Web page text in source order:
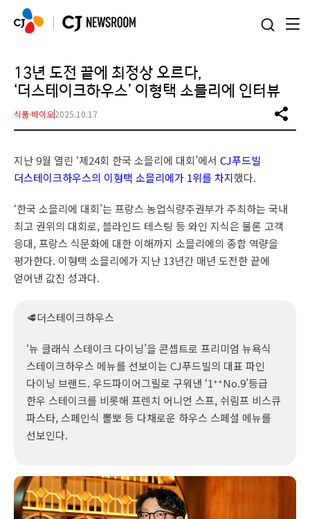
13년 도전 끝에 최정상 오르다,
‘더스테이크하우스’ 이형택 소믈리에 인터뷰
식품·바이오2025.10.17
지난 9월 열린 ‘제24회 한국 소믈리에 대회’에서 CJ푸드빌
더스테이크하우스의 이형택 소믈리에가 1위를 차지했다.
‘한국 소믈리에 대회’는 프랑스 농업식량주권부가 주최하는 국내
최고 권위의 대회로, 블라인드 테스팅 등 와인 지식은 물론 고객
응대, 프랑스 식문화에 대한 이해까지 소믈리에의 종합 역량을
평가한다. 이형택 소믈리에가 지난 13년간 매년 도전한 끝에
얻어낸 값진 성과다.
🥩더스테이크하우스
‘뉴 클래식 스테이크 다이닝’을 콘셉트로 프리미엄 뉴욕식
스테이크하우스 메뉴를 선보이는 CJ푸드빌의 대표 파인
다이닝 브랜드. 우드파이어그릴로 구워낸 ‘1⁺⁺No.9’등급
한우 스테이크를 비롯해 프렌치 어니언 스프, 쉬림프 비스큐
파스타, 스페인식 뽈뽀 등 다채로운 하우스 스페셜 메뉴를
선보인다.